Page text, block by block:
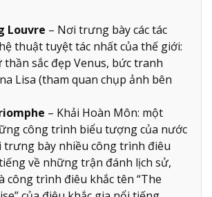
Louvre – Nơi trưng bày các tác
thuật tuyệt tác nhất của thế giới:
sắc đẹp Venus, bức tranh
Lisa (tham quan chụp ảnh bên
– Khải Hoàn Môn: một
công trình biểu tượng của nước
trưng bày nhiều công trình điêu
về những trận đánh lịch sử,
công trình điêu khắc tên “The